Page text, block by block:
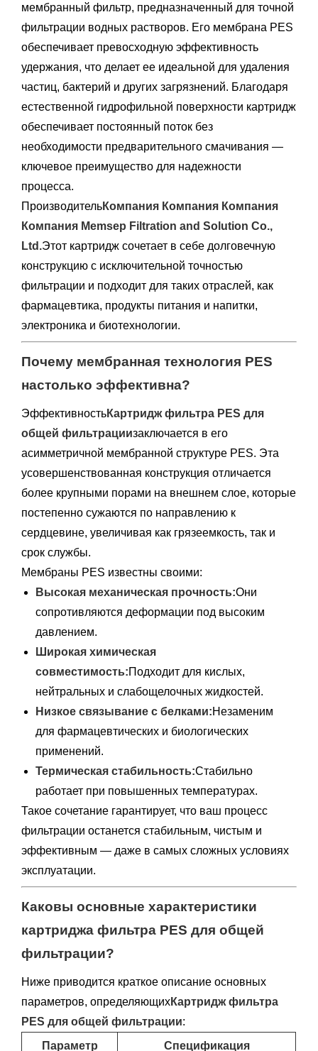
мембранный фильтр, предназначенный для точной
фильтрации водных растворов. Его мембрана PES
обеспечивает превосходную эффективность
удержания, что делает ее идеальной для удаления
частиц, бактерий и других загрязнений. Благодаря
естественной гидрофильной поверхности картридж
обеспечивает постоянный поток без
необходимости предварительного смачивания —
ключевое преимущество для надежности
процесса.
ПроизводительКомпания Компания Компания
Компания Memsep Filtration and Solution Co.,
Ltd.Этот картридж сочетает в себе долговечную
конструкцию с исключительной точностью
фильтрации и подходит для таких отраслей, как
фармацевтика, продукты питания и напитки,
электроника и биотехнологии.
Почему мембранная технология PES
настолько эффективна?
ЭффективностьКартридж фильтра PES для
общей фильтрациизаключается в его
асимметричной мембранной структуре PES. Эта
усовершенствованная конструкция отличается
более крупными порами на внешнем слое, которые
постепенно сужаются по направлению к
сердцевине, увеличивая как грязеемкость, так и
срок службы.
Мембраны PES известны своими:
Высокая механическая прочность:Они
сопротивляются деформации под высоким
давлением.
Широкая химическая
совместимость:Подходит для кислых,
нейтральных и слабощелочных жидкостей.
Низкое связывание с белками:Незаменим
для фармацевтических и биологических
применений.
Термическая стабильность:Стабильно
работает при повышенных температурах.
Такое сочетание гарантирует, что ваш процесс
фильтрации останется стабильным, чистым и
эффективным — даже в самых сложных условиях
эксплуатации.
Каковы основные характеристики
картриджа фильтра PES для общей
фильтрации?
Ниже приводится краткое описание основных
параметров, определяющихКартридж фильтра
PES для общей фильтрации:
Параметр
Спецификация